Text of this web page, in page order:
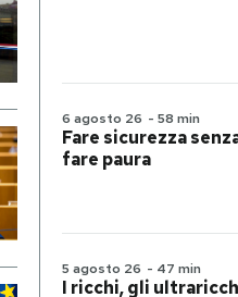
6 agosto 26 - 58 min
Fare sicurezza
fare paura
5 agosto 26 - 47 min
I ricchi, gli